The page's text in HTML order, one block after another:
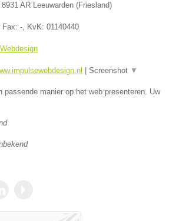
8931 AR Leeuwarden (Friesland)
Fax: -, KvK: 01140440
Screenshot ▼
passende manier op het web presenteren. Uw